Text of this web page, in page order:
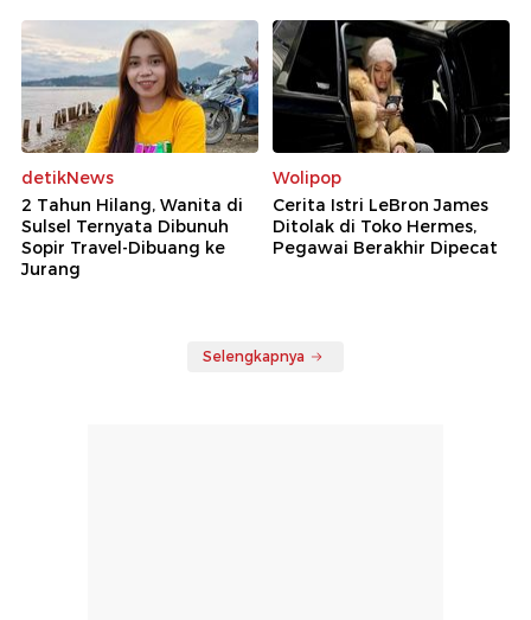
detikNews
2 Tahun Hilang, Wanita di
Sulsel Ternyata Dibunuh
Sopir Travel-Dibuang ke
Jurang
Wolipop
Cerita Istri LeBron James
Ditolak di Toko Hermes,
Pegawai Berakhir Dipecat
Selengkapnya